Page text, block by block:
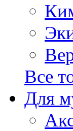
Все
Для